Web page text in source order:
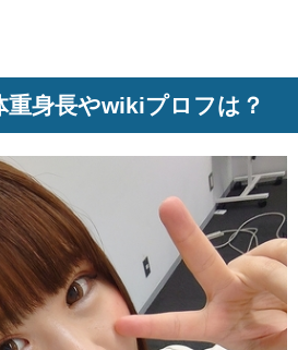
重身長やwikiプロフは？